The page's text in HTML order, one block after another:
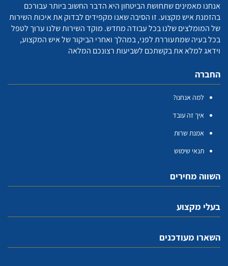
אנחנו מאמינים שתחושת הביטחון היא הדבר החשוב ביותר עבורכם
בהזמנת איש מקצוע. זו הסיבה שאנו מקפידים לבדוק את איכות השירות
של המומלצים שלנו בכל עבודה מחדש. מוקד השירות שלנו ערוך לטפל
בכל בעיה שמתעוררת לפני, במהלך ואחרי הביקור של איש המקצוע,
וידאג למלא את בקשתכם לשביעות רצונכם המלאה
החברה
למה אנחנו?
איך זה עובד
אמנת שרות
תנאי שימוש
השווה מחירים
בעלי מקצוע
השארו מעודכנים